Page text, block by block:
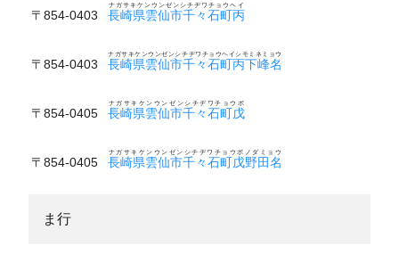
〒854-0403 長崎県雲仙市千々石町丙
ナガサキケンウンゼンシチヂワチョウヘイ
〒854-0403 長崎県雲仙市千々石町丙下峰名
ナガサキケンウンゼンシチヂワチョウヘイシモミネミョウ
〒854-0405 長崎県雲仙市千々石町戊
ナガサキケンウンゼンシチヂワチョウボ
〒854-0405 長崎県雲仙市千々石町戊野田名
ナガサキケンウンゼンシチヂワチョウボノダミョウ
ま行